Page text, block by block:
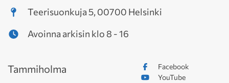
Teerisuonkuja 5, 00700 Helsinki
Avoinna arkisin klo 8 - 16
Facebook
YouTube
Tammiholma